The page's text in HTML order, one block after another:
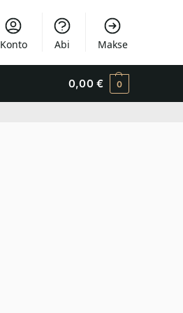
Konto Abi Makse
0,00 € 0